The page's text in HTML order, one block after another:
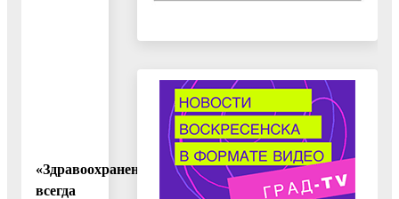
«Здравоохранение
всегда